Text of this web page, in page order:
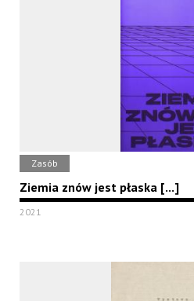
Zasób
Ziemia znów jest płaska [...]
2021